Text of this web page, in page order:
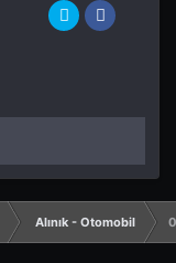
Alınık - Otomobil